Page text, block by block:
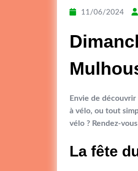
11/06/2024
Envie de
à vélo, ou tout
vélo ? Rendez-
La fête